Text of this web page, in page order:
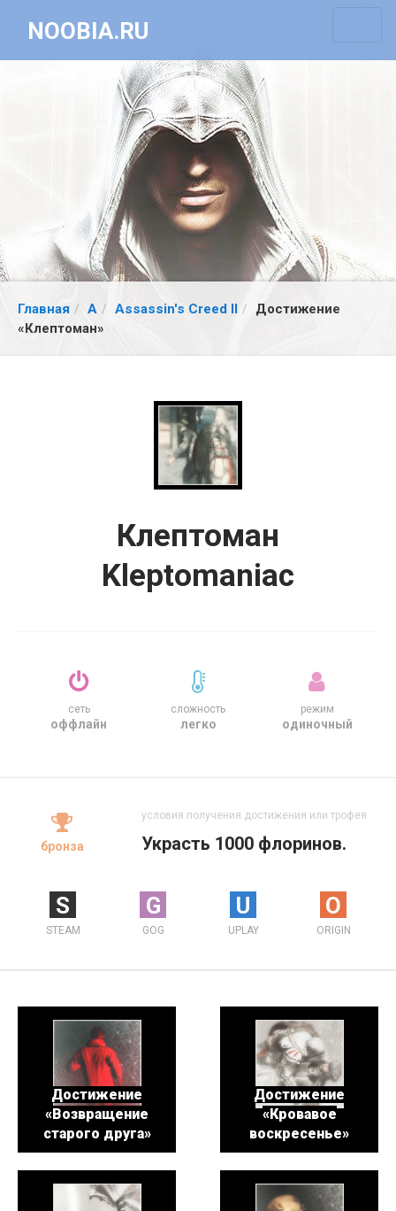
NOOBIA.RU
Главная A Assassin's Creed II
Достижение
«Клептоман»
Клептоман
Kleptomaniac
сеть
оффлайн
сложность
легко
режим
одиночный
бронза
условия получения достижения или трофея
Украсть 1000 флоринов.
S
STEAM
G
GOG
U
UPLAY
O
ORIGIN
Достижение
«Возвращение
старого друга»
Достижение
«Кровавое
воскресенье»